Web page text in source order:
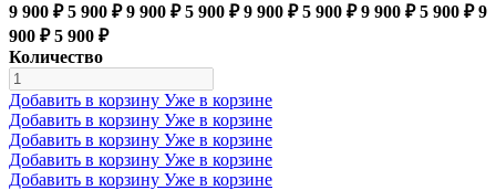
9 900 ₽ 5 900 ₽ 9 900 ₽ 5 900 ₽ 9 900 ₽ 5 900 ₽ 9 900 ₽ 5 900 ₽ 9
900 ₽ 5 900 ₽
Количество
Добавить в корзину Уже в корзине
Добавить в корзину Уже в корзине
Добавить в корзину Уже в корзине
Добавить в корзину Уже в корзине
Добавить в корзину Уже в корзине